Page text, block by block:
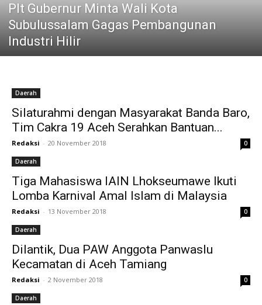
Plt Gubernur Minta Wali Kota
Subulussalam Gagas Pembangunan
Industri Hilir
Daerah
Silaturahmi dengan Masyarakat Banda Baro,
Tim Cakra 19 Aceh Serahkan Bantuan...
Redaksi - 20 November 2018 0
Daerah
Tiga Mahasiswa IAIN Lhokseumawe Ikuti
Lomba Karnival Amal Islam di Malaysia
Redaksi - 13 November 2018 0
Daerah
Dilantik, Dua PAW Anggota Panwaslu
Kecamatan di Aceh Tamiang
Redaksi - 2 November 2018 0
Daerah